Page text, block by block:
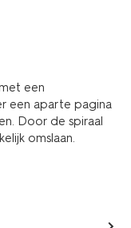
een
een aparte pagina
Door de spiraal
omslaan.